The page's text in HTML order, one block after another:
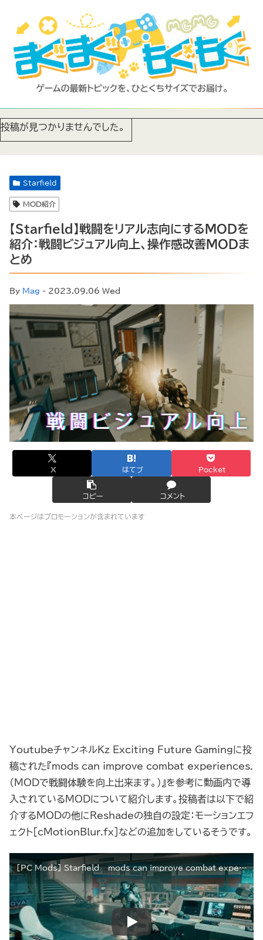
投稿が見つかりませんでした。
Starfield
MOD紹介
【Starfield】戦闘をリアル志向にするMODを
紹介：戦闘ビジュアル向上、操作感改善MODま
とめ
By Mag - 2023.09.06 Wed
X はてブ Pocket
コピー コメント
本ページはプロモーションが含まれています
YoutubeチャンネルKz Exciting Future Gamingに投
稿された『mods can improve combat experiences.
（MODで戦闘体験を向上出来ます。）』を参考に動画内で導
入されているMODについて紹介します。投稿者は以下で紹
介するMODの他にReshadeの独自の設定：モーションエフ
ェクト[cMotionBlur.fx]などの追加をしているそうです。
[PC Mods] Starfield – mods can improve combat experiences.